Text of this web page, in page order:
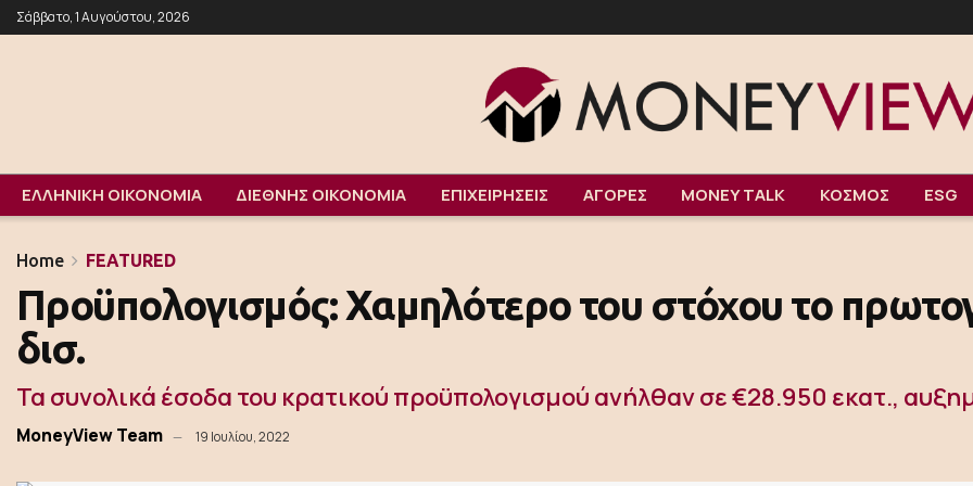
Σάββατο, 1 Αυγούστου, 2026
ΕΛΛΗΝΙΚΗ ΟΙΚΟΝΟΜΙΑ ΔΙΕΘΝΗΣ ΟΙΚΟΝΟΜΙΑ ΕΠΙΧΕΙΡΗΣΕΙΣ ΑΓΟΡΕΣ MONEY TALK ΚΟΣΜΟΣ ESG
Home FEATURED
Προϋπολογισμός: Χαμηλότερo του στόχου το
δισ.
Τα συνολικά έσοδα του κρατικού προϋπολογισμού ανήλθαν σε €28.950 εκατ.,
MoneyView Team 19 Ιουλίου, 2022